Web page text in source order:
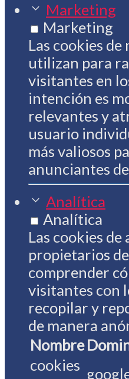
Marketing
Marketing
Las cookies
utilizan para
visitantes en
intención es
relevantes y
usuario
más valiosos
anunciantes
Analítica
Analítica
Las cookies de
propietarios
comprender
visitantes con
recopilar y
de manera
Nombre
cookies